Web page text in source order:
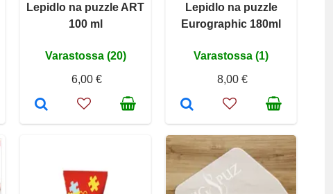
Lepidlo na puzzle ART
100 ml
Varastossa (20)
6,00 €
Lepidlo na puzzle
Eurographic 180ml
Varastossa (1)
8,00 €